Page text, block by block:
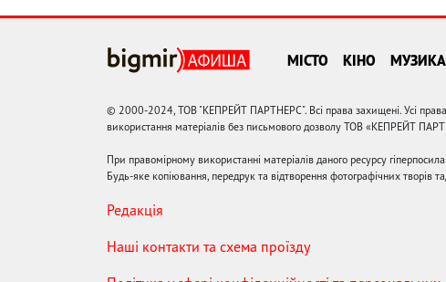
МІСТО КІНО МУЗИКА
© 2000-2024, ТОВ "КЕПРЕЙТ ПАРТНЕРС". Всі права захищені. Усі
використання матеріалів без письмового дозволу ТОВ «КЕПРЕЙТ
При правомірному використанні матеріалів даного ресурсу
Будь-яке копіювання, передрук та відтворення фотографічних творів
Редакція
Наші контакти та схема проїзду